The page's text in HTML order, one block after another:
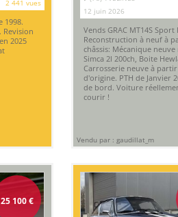
2 441 vues
1998.
Revision
2025
12 juin 2026
Vends GRAC MT14S
Reconstruction à neuf à
châssis: Mécanique
Simca 2l 200ch, Boite
Carrosserie neuve à
d'origine. PTH de Janvier
de bord. Voiture
courir !
Vendu par : gaudillat_m
25 100€